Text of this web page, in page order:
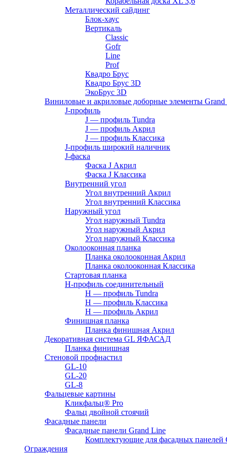
Металлический сайдинг
Блок-хаус
Вертикаль
Classic
Gofr
Line
Prof
Квадро Брус
Квадро Брус 3D
ЭкоБрус 3D
Виниловые и акриловые доборные элементы Grand
J-профиль
J — профиль Tundra
J — профиль Акрил
J — профиль Классика
J-профиль широкий наличник
J-фаска
Фаска J Акрил
Фаска J Классика
Внутренний угол
Угол внутренний Акрил
Угол внутренний Классика
Наружный угол
Угол наружный Tundra
Угол наружный Акрил
Угол наружный Классика
Околооконная планка
Планка околооконная Акрил
Планка околооконная Классика
Стартовая планка
H-профиль соединительный
Н — профиль Tundra
H — профиль Классика
Н — профиль Акрил
Финишная планка
Планка финишная Акрил
Декоративная система GL ЯФАСАД
Планка финишная
Стеновой профнастил
GL-10
GL-20
GL-8
Фальцевые картины
Кликфальц® Pro
Фальц двoйной стоячий
Фасадные панели
Фасадные панели Grand Line
Комплектующие для фасадных панелей
Ограждения